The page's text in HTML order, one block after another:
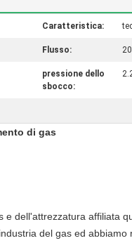
Caratteristica:
Flusso:
pressione dello
sbocco:
di gas
dell'attrezzatura affiliata
del gas ed abbiamo